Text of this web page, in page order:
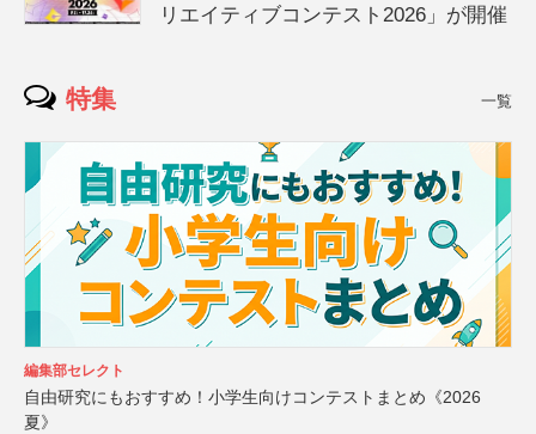
リエイティブコンテスト2026」が開催
特集 一覧
編集部セレクト
自由研究にもおすすめ！小学生向けコンテストまとめ《2026
夏》